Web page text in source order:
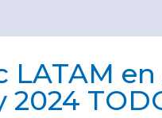
LATAM
2024